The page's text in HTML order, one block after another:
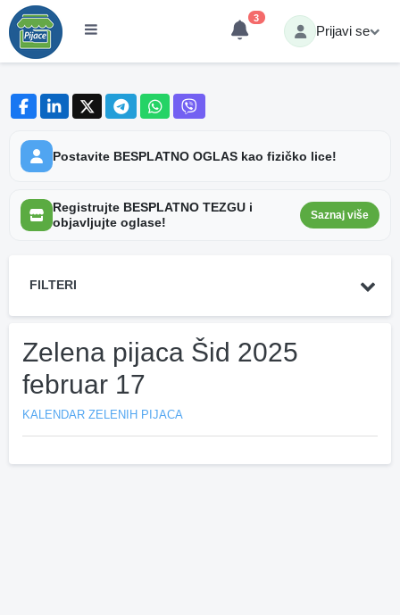
3
Prijavi se
Postavite BESPLATNO OGLAS kao fizičko lice!
Registrujte BESPLATNO TEZGU i
objavljujte oglase!
Saznaj više
FILTERI
Zelena pijaca Šid 2025
februar 17
KALENDAR ZELENIH PIJACA